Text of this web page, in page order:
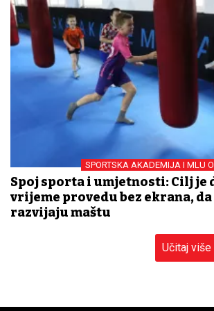
SPORTSKA AKADEMIJA I MLU
Spoj sporta i umjetnosti: Cilj je
vrijeme provedu bez ekrana, da
razvijaju maštu
Učitaj više